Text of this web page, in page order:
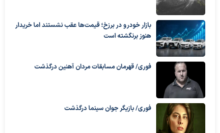
بازار خودرو در برزخ؛ قیمت‌ها عقب نشستند اما خریدار
هنوز برنگشته است
فوری/ قهرمان مسابقات مردان آهنین درگذشت
فوری/ بازیگر جوان سینما درگذشت